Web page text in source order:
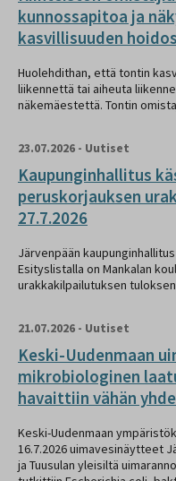
kunnossapitoa ja
kasvillisuuden
Huolehdithan, että tontin
liikennettä tai aiheuta
näkemäestettä. Tontin
23.07.2026 - Uutiset
Kaupunginhallitus
peruskorjauksen
27.7.2026
Järvenpään
Esityslistalla on Mankalan
urakkakilpailutuksen
21.07.2026 - Uutiset
Keski-Uudenmaan
mikrobiologinen
havaittiin vähän
Keski-Uudenmaan
16.7.2026 uimavesinäytteet
ja Tuusulan yleisiltä